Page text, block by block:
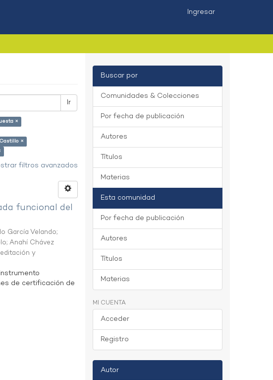
Ingresar
Ir
×
×
filtros avanzados
funcional del
García Velando;
;Anahí Chávez
y
de certificación de
Buscar por
Comunidades & Colecciones
Por fecha de publicación
Autores
Títulos
Materias
Esta comunidad
Por fecha de publicación
Autores
Títulos
Materias
MI CUENTA
Acceder
Registro
Autor